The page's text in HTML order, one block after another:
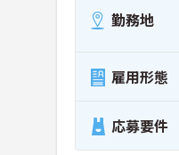
勤務地
雇用形態
応募要件